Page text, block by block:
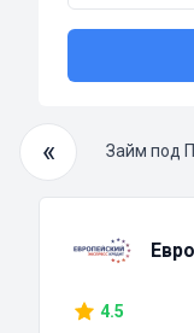
«
займ Займ под
4.5